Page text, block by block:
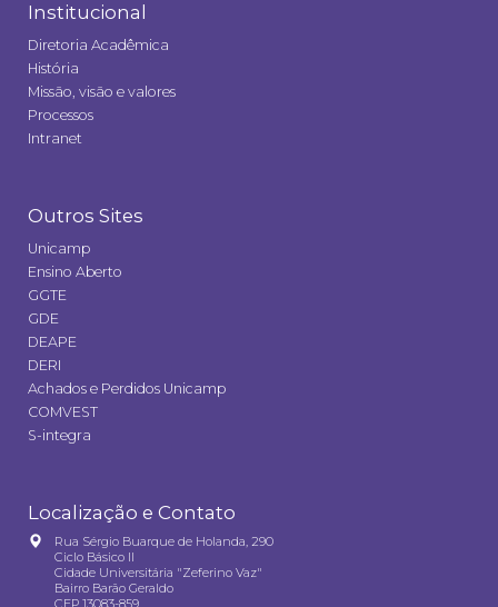
Institucional
Diretoria Acadêmica
História
Missão, visão e valores
Processos
Intranet
Outros Sites
Unicamp
Ensino Aberto
GGTE
GDE
DEAPE
DERI
Achados e Perdidos Unicamp
COMVEST
S-integra
Localização e Contato
Rua Sérgio Buarque de Holanda, 290
Ciclo Básico II
Cidade Universitária "Zeferino Vaz"
Bairro Barão Geraldo
CEP 13083-859